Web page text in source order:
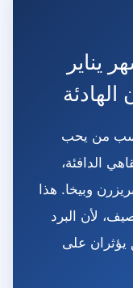
يناير
الهادئة
من يحب
الدافئة،
وبيخا. هذا
لأن البرد
يؤثران على